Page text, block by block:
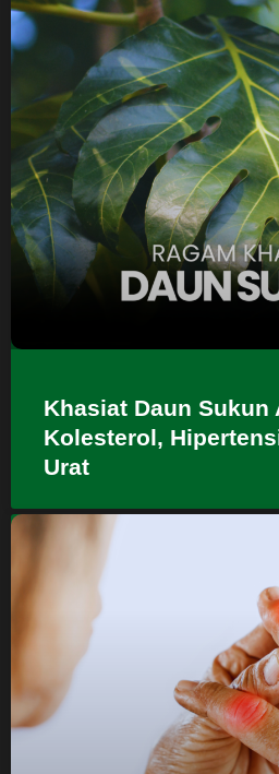
Khasiat Daun Sukun
Kolesterol,
Urat